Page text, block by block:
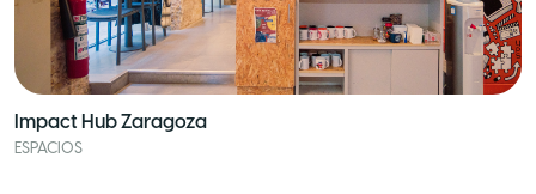
Impact Hub Zaragoza
ESPACIOS